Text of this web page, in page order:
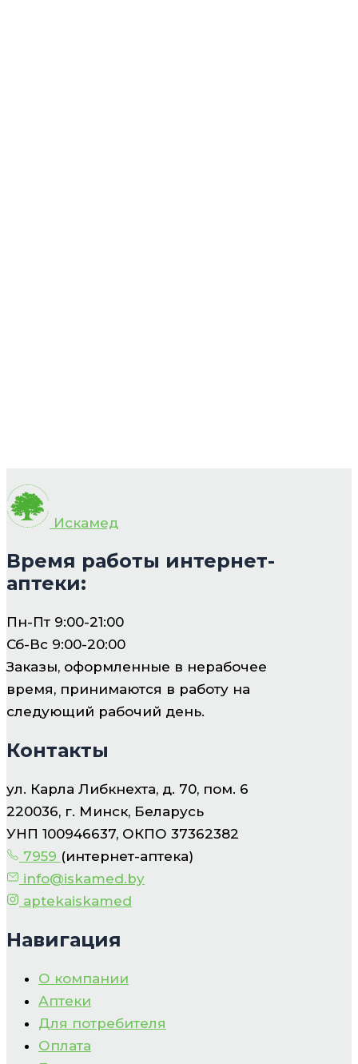
Искамед
Время работы интернет-
аптеки:
Пн-Пт 9:00-21:00
Сб-Вс 9:00-20:00
Заказы, оформленные в нерабочее
время, принимаются в работу на
следующий рабочий день.
Контакты
ул. Карла Либкнехта, д. 70, пом. 6
220036, г. Минск, Беларусь
УНП 100946637, ОКПО 37362382
7959 (интернет-аптека)
info@iskamed.by
aptekaiskamed
Навигация
О компании
Аптеки
Для потребителя
Оплата